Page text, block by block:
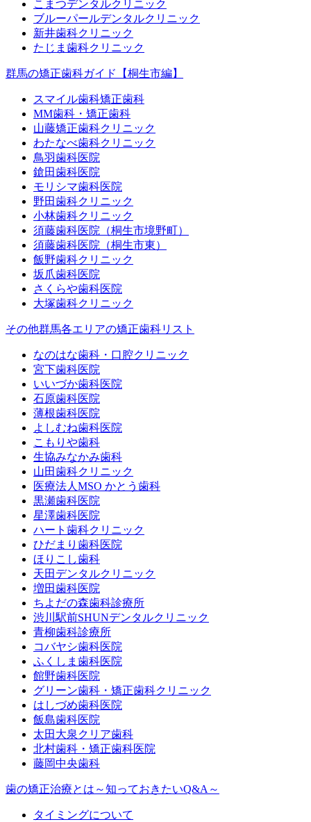
こまつデンタルクリニック
ブルーパールデンタルクリニック
新井歯科クリニック
たじま歯科クリニック
群馬の矯正歯科ガイド【桐生市編】
スマイル歯科矯正歯科
MM歯科・矯正歯科
山藤矯正歯科クリニック
わたなべ歯科クリニック
鳥羽歯科医院
鎗田歯科医院
モリシマ歯科医院
野田歯科クリニック
小林歯科クリニック
須藤歯科医院（桐生市境野町）
須藤歯科医院（桐生市東）
飯野歯科クリニック
坂爪歯科医院
さくらや歯科医院
大塚歯科クリニック
その他群馬各エリアの矯正歯科リスト
なのはな歯科・口腔クリニック
宮下歯科医院
いいづか歯科医院
石原歯科医院
薄根歯科医院
よしむね歯科医院
こもりや歯科
生協みなかみ歯科
山田歯科クリニック
医療法人MSO かとう歯科
黒瀬歯科医院
星澤歯科医院
ハート歯科クリニック
ひだまり歯科医院
ほりこし歯科
天田デンタルクリニック
増田歯科医院
ちよだの森歯科診療所
渋川駅前SHUNデンタルクリニック
青柳歯科診療所
コバヤシ歯科医院
ふくしま歯科医院
館野歯科医院
グリーン歯科・矯正歯科クリニック
はしづめ歯科医院
飯島歯科医院
太田大泉クリア歯科
北村歯科・矯正歯科医院
藤岡中央歯科
歯の矯正治療とは～知っておきたいQ&A～
タイミングについて